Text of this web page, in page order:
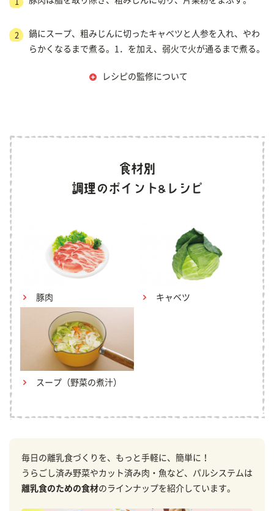
2
鍋にスープ、粗みじんに切ったキャベツと人参を入れ、やわ
らかくなるまで煮る。1．を加え、弱火で火が通るまで煮る。
レシピの監修について
豚肉 キャベツ
スープ（野菜の煮汁）
毎日の離乳食づくりを、もっと手軽に、簡単に！
うらごし済み野菜やカット済み肉・魚など、パルシステムは
離乳食のための食材のラインナップを紹介しています。